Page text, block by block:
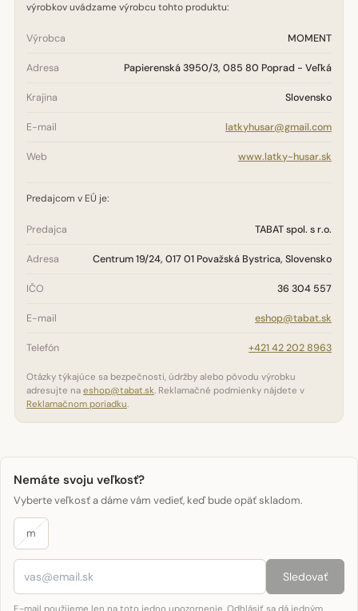
výrobkov uvádzame výrobcu tohto produktu:
Výrobca MOMENT
Adresa Papierenská 3950/3, 085 80 Poprad - Veľká
Krajina Slovensko
E-mail latkyhusar@gmail.com
Web www.latky-husar.sk
Predajcom v EÚ je:
Predajca TABAT spol. s r.o.
Adresa Centrum 19/24, 017 01 Považská Bystrica, Slovensko
IČO 36 304 557
E-mail eshop@tabat.sk
Telefón +421 42 202 8963
Otázky týkajúce sa bezpečnosti, údržby alebo pôvodu výrobku
adresujte na eshop@tabat.sk. Reklamačné podmienky nájdete v
Reklamačnom poriadku.
Nemáte svoju veľkosť?
Vyberte veľkosť a dáme vám vedieť, keď bude opäť skladom.
m
Sledovať